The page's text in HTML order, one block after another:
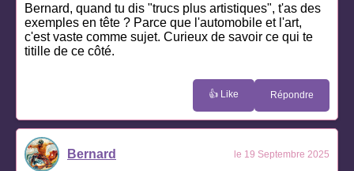
Bernard, quand tu dis "trucs plus artistiques", t'as des
exemples en tête ? Parce que l'automobile et l'art,
c'est vaste comme sujet. Curieux de savoir ce qui te
titille de ce côté.
👍 Like Répondre
Bernard le 19 Septembre 2025